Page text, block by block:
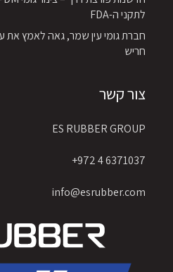
לתקני ה-FDA
חברת גומי עין שמר, גאה לאמץ
חריש
צור קשר
ES RUBBER GROUP
6371037 4 972+
info@esrubber.com